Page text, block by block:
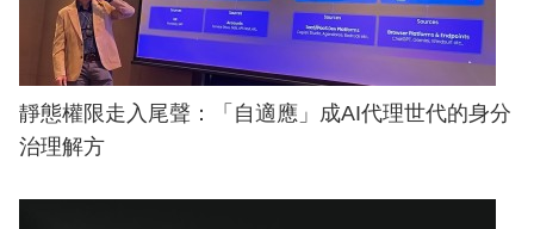
靜態權限走入尾聲：「自適應」成AI代理世代的身分
治理解方